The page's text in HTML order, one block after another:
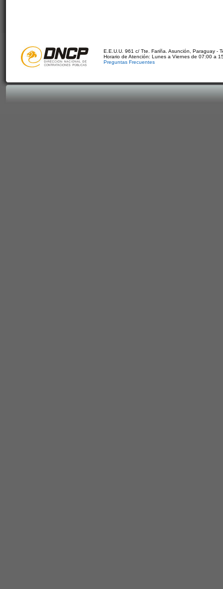
E.E.U.U. 961 c/ Tte. Fariña. Asunción, Paraguay -
Horario de Atención: Lunes a Viernes de 07:00 a
Preguntas Frecuentes